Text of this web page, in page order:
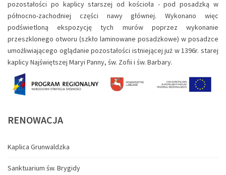
pozostałości po kaplicy starszej od kościoła - pod posadzką w
północno-zachodniej części nawy głównej. Wykonano więc
podświetloną ekspozycję tych murów poprzez wykonanie
przeszklonego otworu (szkło laminowane posadzkowe) w posadzce
umożliwiającego oglądanie pozostałości istniejącej już w 1396r. starej
kaplicy Najświętszej Maryi Panny, św. Zofii i św. Barbary.
RENOWACJA
Kaplica Grunwaldzka
Sanktuarium św. Brygidy